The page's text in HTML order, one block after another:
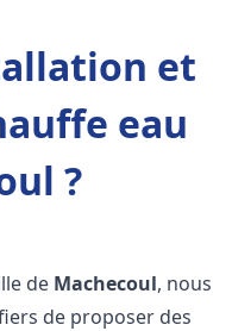
et
eau
?
de Machecoul, nous
de proposer des